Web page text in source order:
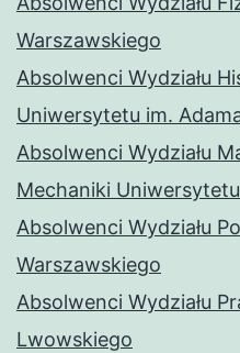
Warszawskiego
Absolwenci Wydziału
Uniwersytetu im.
Absolwenci Wydziału
Mechaniki
Absolwenci Wydziału
Warszawskiego
Absolwenci Wydziału
Lwowskiego